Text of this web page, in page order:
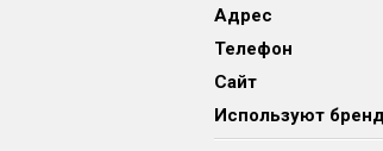
Адрес
Телефон
Сайт
Используют бренд